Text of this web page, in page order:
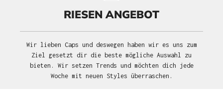
RIESEN ANGEBOT
Wir lieben Caps und deswegen haben wir es uns zum
Ziel gesetzt dir die beste mögliche Auswahl zu
bieten. Wir setzen Trends und möchten dich jede
Woche mit neuen Styles überraschen.